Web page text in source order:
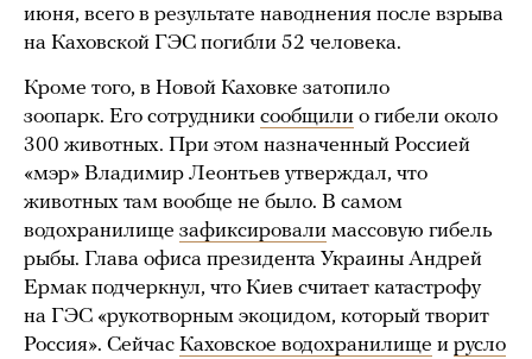
июня, всего в результате наводнения после взрыва
на Каховской ГЭС погибли 52 человека.
Кроме того, в Новой Каховке затопило
зоопарк. Его сотрудники сообщили о гибели около
300 животных. При этом назначенный Россией
«мэр» Владимир Леонтьев утверждал, что
животных там вообще не было. В самом
водохранилище зафиксировали массовую гибель
рыбы. Глава офиса президента Украины Андрей
Ермак подчеркнул, что Киев считает катастрофу
на ГЭС «рукотворным экоцидом, который творит
Россия». Сейчас Каховское водохранилище и русло